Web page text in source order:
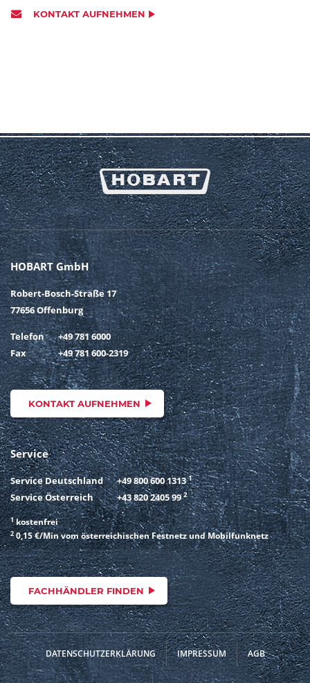
KONTAKT AUFNEHMEN
HOBART GmbH
Robert-Bosch-Straße 17
77656 Offenburg
Telefon
+49 781 6000
Fax
+49 781 600-2319
KONTAKT AUFNEHMEN
Service
Service Deutschland +49 800 600 1313 1
Service Österreich +43 820 2405 99 2
1kostenfrei
20,15 €/Min vom österreichischen Festnetz und Mobilfunknetz
FACHHÄNDLER FINDEN
DATENSCHUTZERKLÄRUNG IMPRESSUM AGB